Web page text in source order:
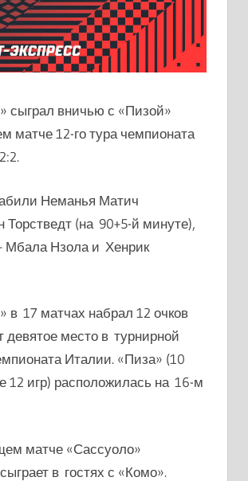
сыграл вничью с «Пизой»
матче 12-го тура чемпионата
Неманья Матич
Торстведт (на 90+5-й минуте),
Мбала Нзола и Хенрик
в 17 матчах набрал 12 очков
девятое место в турнирной
Италии. «Пиза» (10
12 игр) расположилась на 16-м
матче «Сассуоло»
в гостях с «Комо».